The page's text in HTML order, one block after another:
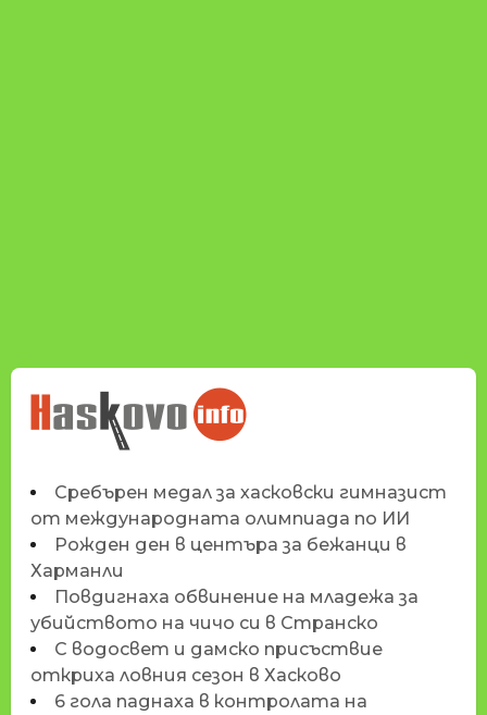
НОВИНИТЕ НА
HASKOVO.INFO
Сребърен медал за хасковски гимназист
от международната олимпиада по ИИ
Рожден ден в центъра за бежанци в
Харманли
Повдигнаха обвинение на младежа за
убийството на чичо си в Странско
С водосвет и дамско присъствие
откриха ловния сезон в Хасково
6 гола паднаха в контролата на